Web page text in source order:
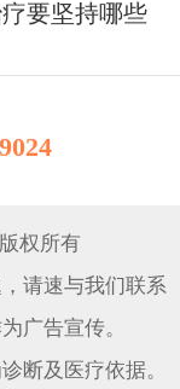
要坚持哪些
权所有
请速与我们联系
广告宣传。
断及医疗依据。